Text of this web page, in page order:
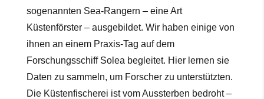
sogenannten Sea-Rangern – eine Art
Küstenförster – ausgebildet. Wir haben einige von
ihnen an einem Praxis-Tag auf dem
Forschungsschiff Solea begleitet. Hier lernen sie
Daten zu sammeln, um Forscher zu unterstützten.
Die Küstenfischerei ist vom Aussterben bedroht –